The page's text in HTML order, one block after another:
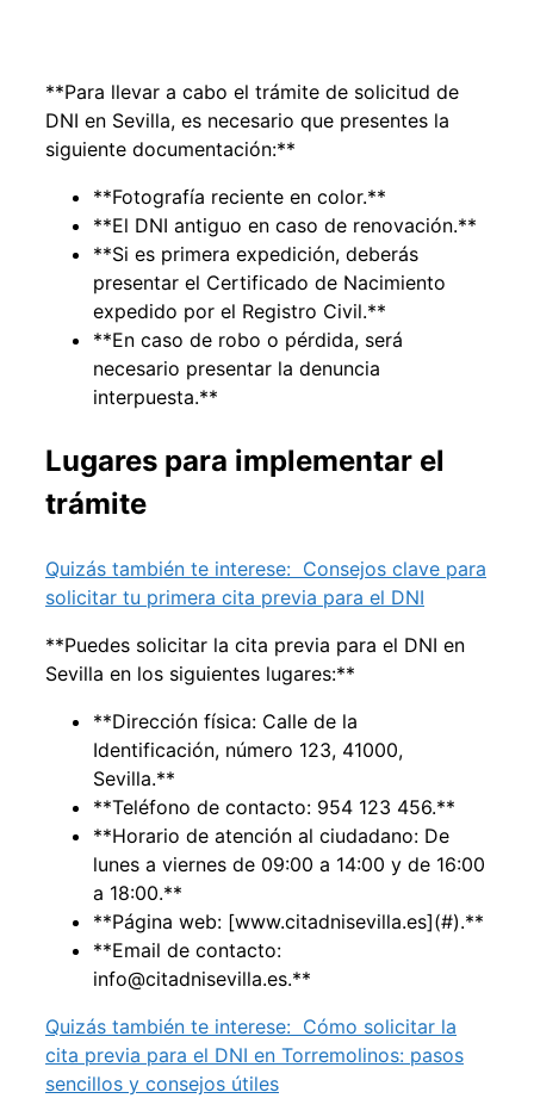
**Para llevar a cabo el trámite de solicitud de
DNI en Sevilla, es necesario que presentes la
siguiente documentación:**
**Fotografía reciente en color.**
**El DNI antiguo en caso de renovación.**
**Si es primera expedición, deberás
presentar el Certificado de Nacimiento
expedido por el Registro Civil.**
**En caso de robo o pérdida, será
necesario presentar la denuncia
interpuesta.**
Lugares para implementar el
trámite
Quizás también te interese: Consejos clave para
solicitar tu primera cita previa para el DNI
**Puedes solicitar la cita previa para el DNI en
Sevilla en los siguientes lugares:**
**Dirección física: Calle de la
Identificación, número 123, 41000,
Sevilla.**
**Teléfono de contacto: 954 123 456.**
**Horario de atención al ciudadano: De
lunes a viernes de 09:00 a 14:00 y de 16:00
a 18:00.**
**Página web: [www.citadnisevilla.es](#).**
**Email de contacto:
info@citadnisevilla.es.**
Quizás también te interese: Cómo solicitar la
cita previa para el DNI en Torremolinos: pasos
sencillos y consejos útiles